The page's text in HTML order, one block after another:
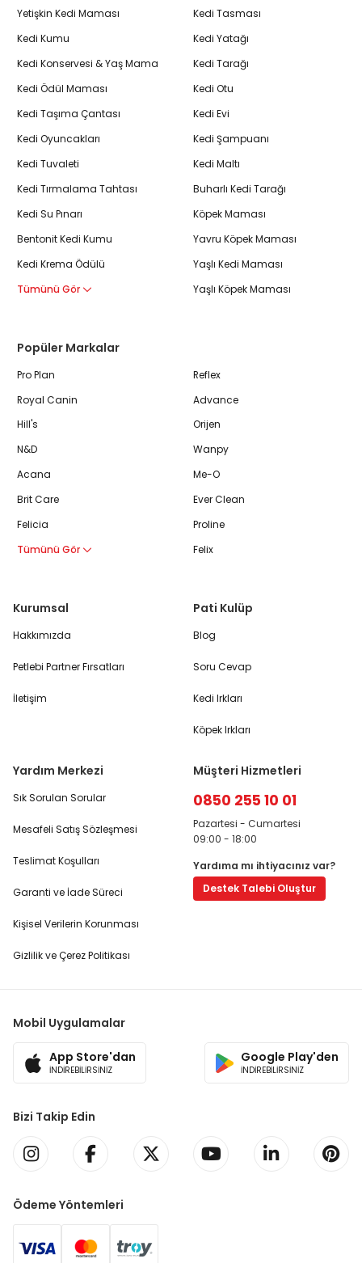
Yetişkin Kedi Maması
Kedi Kumu
Kedi Konservesi & Yaş Mama
Kedi Ödül Maması
Kedi Taşıma Çantası
Kedi Oyuncakları
Kedi Tuvaleti
Kedi Tırmalama Tahtası
Kedi Su Pınarı
Bentonit Kedi Kumu
Kedi Krema Ödülü
Tümünü Gör
Kedi Tasması
Kedi Yatağı
Kedi Tarağı
Kedi Otu
Kedi Evi
Kedi Şampuanı
Kedi Maltı
Buharlı Kedi Tarağı
Köpek Maması
Yavru Köpek Maması
Yaşlı Kedi Maması
Yaşlı Köpek Maması
Popüler Markalar
Pro Plan
Royal Canin
Hill's
N&D
Acana
Brit Care
Felicia
Tümünü Gör
Reflex
Advance
Orijen
Wanpy
Me-O
Ever Clean
Proline
Felix
Kurumsal
Hakkımızda
Petlebi Partner Fırsatları
İletişim
Pati Kulüp
Blog
Soru Cevap
Kedi Irkları
Köpek Irkları
Yardım Merkezi
Sık Sorulan Sorular
Mesafeli Satış Sözleşmesi
Teslimat Koşulları
Garanti ve İade Süreci
Kişisel Verilerin Korunması
Gizlilik ve Çerez Politikası
Müşteri Hizmetleri
0850 255 10 01
Pazartesi - Cumartesi
09:00 - 18:00
Yardıma mı ihtiyacınız var?
Destek Talebi Oluştur
Mobil Uygulamalar
App Store'dan
İNDİREBİLİRSİNİZ
Google Play'den
İNDİREBİLİRSİNİZ
Bizi Takip Edin
Ödeme Yöntemleri